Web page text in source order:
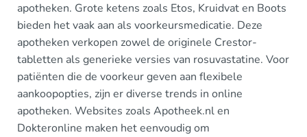
apotheken. Grote ketens zoals Etos, Kruidvat en Boots
bieden het vaak aan als voorkeursmedicatie. Deze
apotheken verkopen zowel de originele Crestor-
tabletten als generieke versies van rosuvastatine. Voor
patiënten die de voorkeur geven aan flexibele
aankoopopties, zijn er diverse trends in online
apotheken. Websites zoals Apotheek.nl en
Dokteronline maken het eenvoudig om